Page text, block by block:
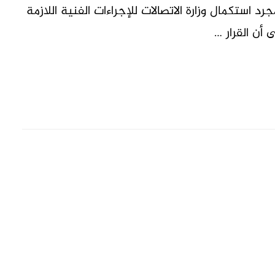
وزارة الاتصالات للإجراءات الفنية اللازمة
أن القرار …